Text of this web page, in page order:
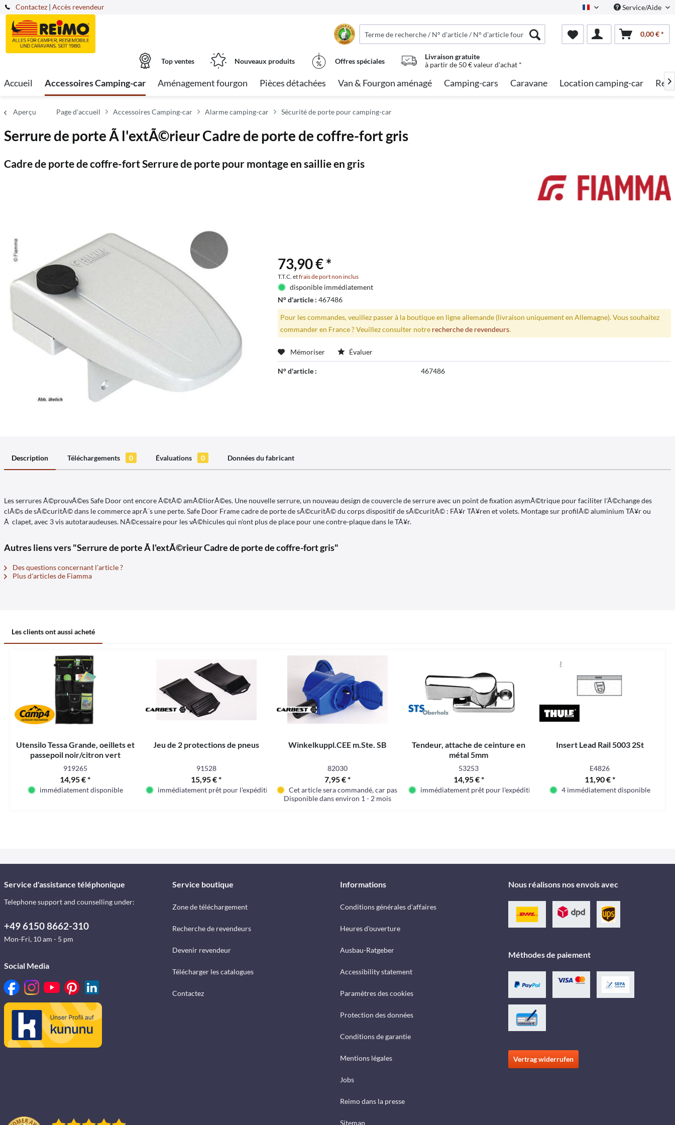
Contactez French Service/Aide
| Accès revendeur
0,00 € *
Top ventes Nouveaux produits Offres spéciales
Livraison gratuite
à partir de 50 € valeur d'achat *
Accueil Accessoires Camping-car Aménagement fourgon Pièces détachées Van & Fourgon aménagé Camping-cars Caravane Location camping-car 
Aperçu Page d'accueil Accessoires Camping-car Alarme camping-car Sécurité de porte pour camping-car
Serrure de porte Ã l'extÃ©rieur Cadre de porte de coffre-fort gris
Cadre de porte de coffre-fort Serrure de porte pour montage en saillie en gris
73,90 € *
T.T.C. etfrais de port non inclus
disponible immédiatement
N° d'article : 467486
Pour les commandes, veuillez passer à la boutique en ligne allemande (livraison uniquement en Allemagne). Vous souhaitez
commander en France ? Veuillez consulter notre recherche de revendeurs.
Mémoriser Évaluer
N° d'article : 467486
Description Téléchargements 0 Évaluations 0 Données du fabricant
Les serrures Ã©prouvÃ©es Safe Door ont encore Ã©tÃ© amÃ©liorÃ©es. Une nouvelle serrure, un nouveau design de couvercle de serrure avec un point de fixation asymÃ©trique pour faciliter l'Ã©change des
clÃ©s de sÃ©curitÃ© dans le commerce aprÃ¨s une perte. Safe Door Frame cadre de porte de sÃ©curitÃ© du corps dispositif de sÃ©curitÃ© : FÃ¥r TÃ¥ren et volets. Montage sur profilÃ© aluminium TÃ¥r ou
Ã clapet, avec 3 vis autotaraudeuses. NÃ©cessaire pour les vÃ©hicules qui n'ont plus de place pour une contre-plaque dans le TÃ¥r.
Autres liens vers "Serrure de porte Ã l'extÃ©rieur Cadre de porte de coffre-fort gris"
Des questions concernant l'article ?
Plus d'articles de Fiamma
Les clients ont aussi acheté
Utensilo Tessa Grande, oeillets et
passepoil noir/citron vert
919265
14,95 € *
immédiatement disponible
Jeu de 2 protections de pneus
91528
15,95 € *
immédiatement prêt pour l'expédition
Winkelkuppl.CEE m.Ste. SB
82030
7,95 € *
Cet article sera commandé, car pas en stock en ce moment
Disponible dans environ 1 - 2 mois
Tendeur, attache de ceinture en
métal 5mm
53253
14,95 € *
immédiatement prêt pour l'expédition
Insert Lead Rail 5003 2St
E4826
11,90 € *
4 immédiatement disponible
Service d'assistance téléphonique
Telephone support and counselling under:
+49 6150 8662-310
Mon-Fri, 10 am - 5 pm
Social Media
Service boutique
Zone de téléchargement
Recherche de revendeurs
Devenir revendeur
Télécharger les catalogues
Contactez
Informations
Conditions générales d'affaires
Heures d'ouverture
Ausbau-Ratgeber
Accessibility statement
Paramètres des cookies
Protection des données
Conditions de garantie
Mentions légales
Jobs
Reimo dans la presse
Sitemap
Nous réalisons nos envois avec
Méthodes de paiement
Vertrag widerrufen